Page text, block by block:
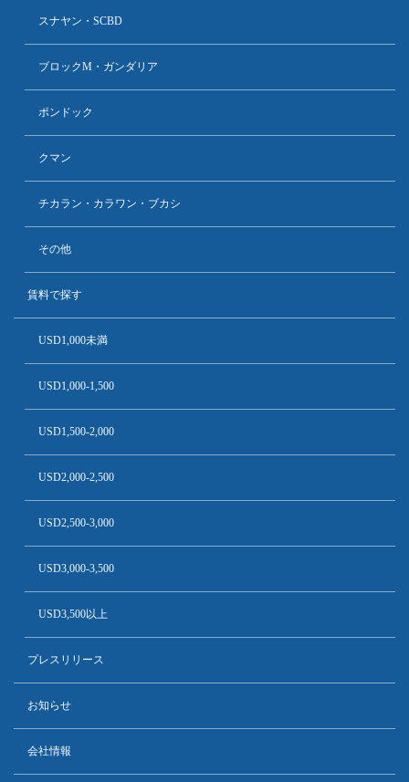
スナヤン・SCBD
ブロックM・ガンダリア
ポンドック
クマン
チカラン・カラワン・ブカシ
その他
賃料で探す
USD1,000未満
USD1,000-1,500
USD1,500-2,000
USD2,000-2,500
USD2,500-3,000
USD3,000-3,500
USD3,500以上
プレスリリース
お知らせ
会社情報